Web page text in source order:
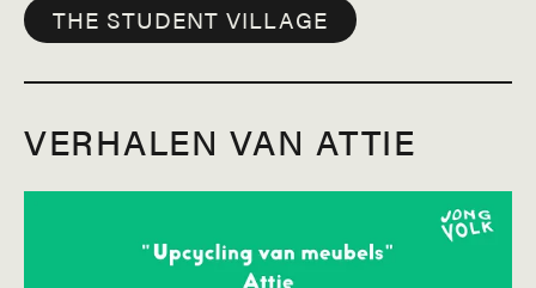
THE STUDENT VILLAGE
VERHALEN VAN ATTIE